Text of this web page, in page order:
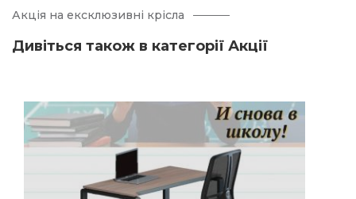
Акція на ексклюзивні крісла
Дивіться також в категорії Акції